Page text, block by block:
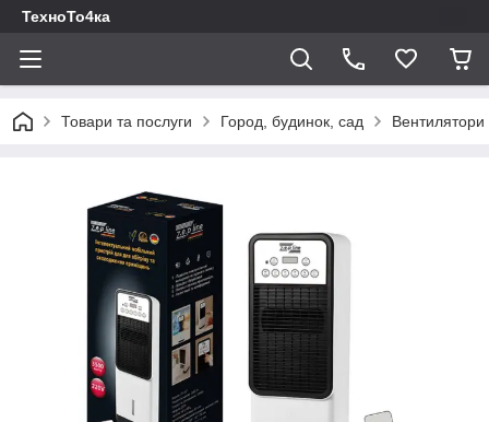
ТехноТо4ка
Товари та послуги Город, будинок, сад Вентилятори